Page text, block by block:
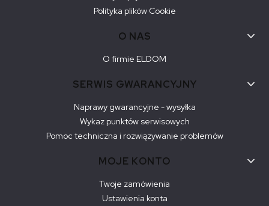
Polityka plików Cookie
O NAS
O firmie ELDOM
SERWIS GWARANCYJNY
Naprawy gwarancyjne - wysyłka
Wykaz punktów serwisowych
Pomoc techniczna i rozwiązywanie problemów
MOJE KONTO
Twoje zamówienia
Ustawienia konta